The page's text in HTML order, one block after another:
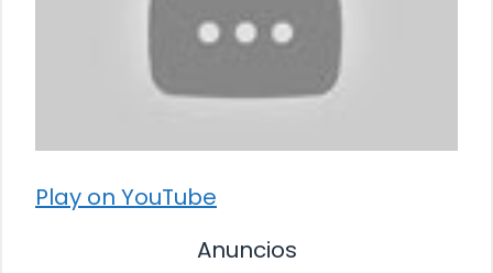
Play on YouTube
Anuncios